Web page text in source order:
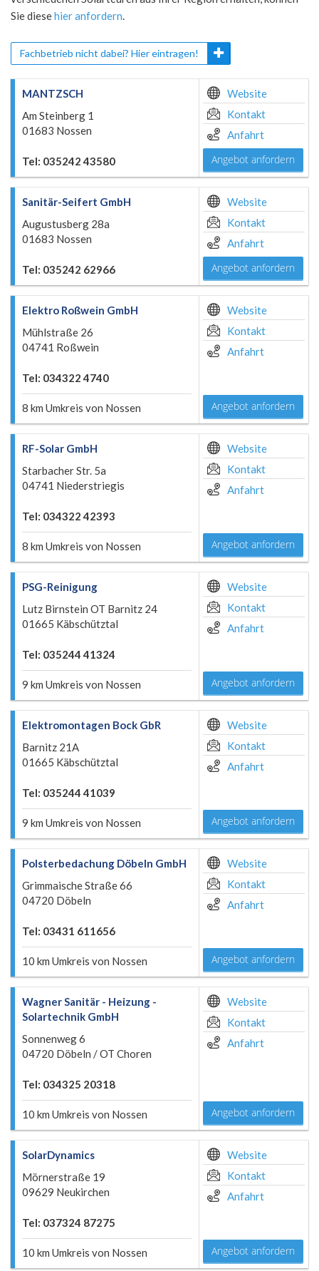
Sie diesehier anfordern.
Fachbetrieb nicht dabei? Hier eintragen!
MANTZSCH
Am Steinberg 1
01683 Nossen
Tel: 035242 43580
Website
Kontakt
Anfahrt
Angebot anfordern
Sanitär-Seifert GmbH
Augustusberg 28a
01683 Nossen
Tel: 035242 62966
Website
Kontakt
Anfahrt
Angebot anfordern
Elektro Roßwein GmbH
Mühlstraße 26
04741 Roßwein
Tel: 034322 4740
8 km Umkreis von Nossen
Website
Kontakt
Anfahrt
Angebot anfordern
RF-Solar GmbH
Starbacher Str. 5a
04741 Niederstriegis
Tel: 034322 42393
8 km Umkreis von Nossen
Website
Kontakt
Anfahrt
Angebot anfordern
PSG-Reinigung
Lutz Birnstein OT Barnitz 24
01665 Käbschütztal
Tel: 035244 41324
9 km Umkreis von Nossen
Website
Kontakt
Anfahrt
Angebot anfordern
Elektromontagen Bock GbR
Barnitz 21A
01665 Käbschütztal
Tel: 035244 41039
9 km Umkreis von Nossen
Website
Kontakt
Anfahrt
Angebot anfordern
Polsterbedachung Döbeln GmbH
Grimmaische Straße 66
04720 Döbeln
Tel: 03431 611656
10 km Umkreis von Nossen
Website
Kontakt
Anfahrt
Angebot anfordern
Wagner Sanitär - Heizung -
Solartechnik GmbH
Sonnenweg 6
04720 Döbeln / OT Choren
Tel: 034325 20318
10 km Umkreis von Nossen
Website
Kontakt
Anfahrt
Angebot anfordern
SolarDynamics
Mörnerstraße 19
09629 Neukirchen
Tel: 037324 87275
10 km Umkreis von Nossen
Website
Kontakt
Anfahrt
Angebot anfordern